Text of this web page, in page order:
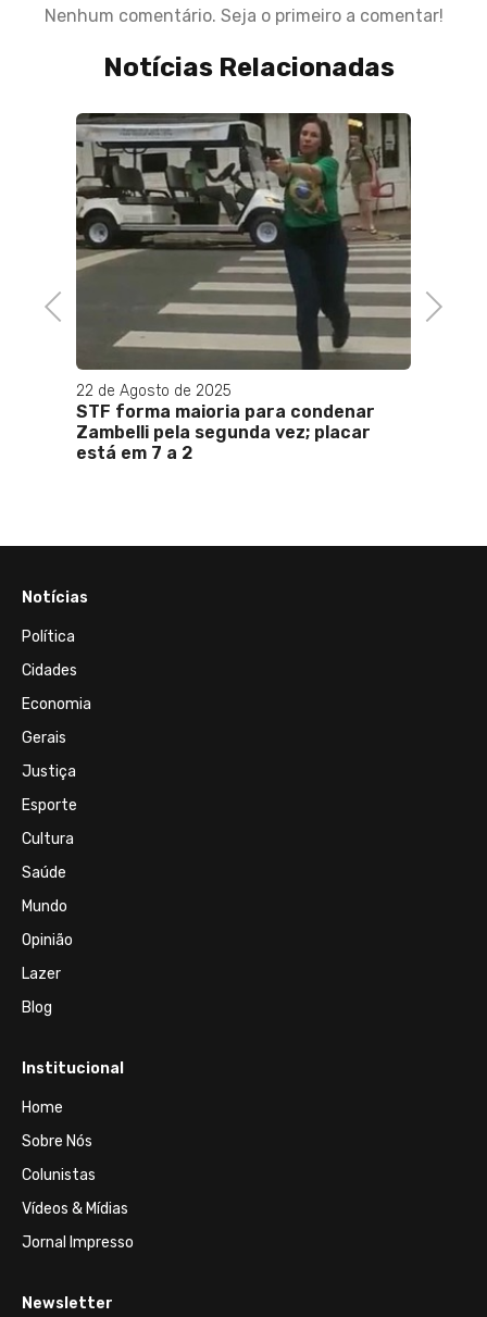
Nenhum comentário. Seja o primeiro a comentar!
Notícias Relacionadas
Previous
22 de Agosto de 2025
STF forma maioria para condenar
Zambelli pela segunda vez; placar
está em 7 a 2
Next
Notícias
Política
Cidades
Economia
Gerais
Justiça
Esporte
Cultura
Saúde
Mundo
Opinião
Lazer
Blog
Institucional
Home
Sobre Nós
Colunistas
Vídeos & Mídias
Jornal Impresso
Newsletter